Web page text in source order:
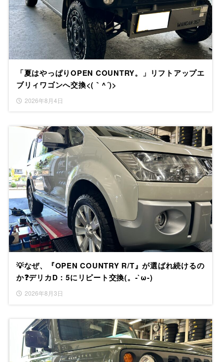
「夏はやっぱりOPEN COUNTRY。」リフトアップエ
ブリィワゴンへ交換<(｀^´)>
2026年8月4日
💡なぜ、『OPEN COUNTRY R/T』が選ばれ続けるの
か❓デリカD：5にリピート交換(。-`ω-)
2026年8月3日